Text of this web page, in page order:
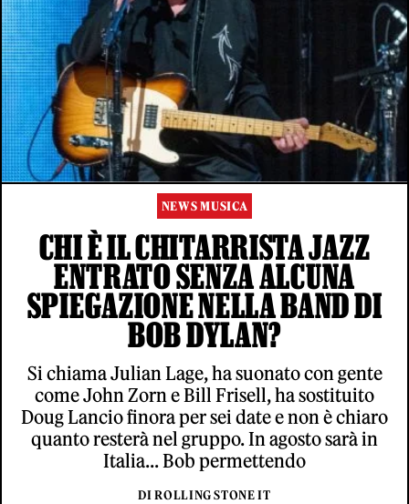
NEWS MUSICA
CHI È IL CHITARRISTA JAZZ
ENTRATO SENZA ALCUNA
SPIEGAZIONE NELLA BAND DI
BOB DYLAN?
Si chiama Julian Lage, ha suonato con gente
come John Zorn e Bill Frisell, ha sostituito
Doug Lancio finora per sei date e non è chiaro
quanto resterà nel gruppo. In agosto sarà in
Italia... Bob permettendo
DI ROLLING STONE IT